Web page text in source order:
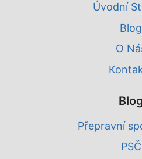
Úvodní
Blog
O
Přepravní
PSČ